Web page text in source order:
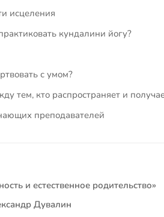
исцеления
кундалини йогу?
с умом?
тем, кто распространяет и
преподавателей
и естественное родительство»
Дувалин